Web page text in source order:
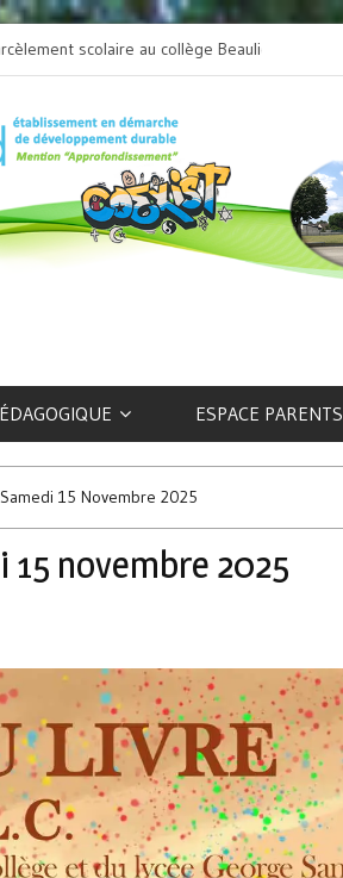
scolaire au collège Beaulieu
ESPACE PARENTS
15 Novembre 2025
novembre 2025